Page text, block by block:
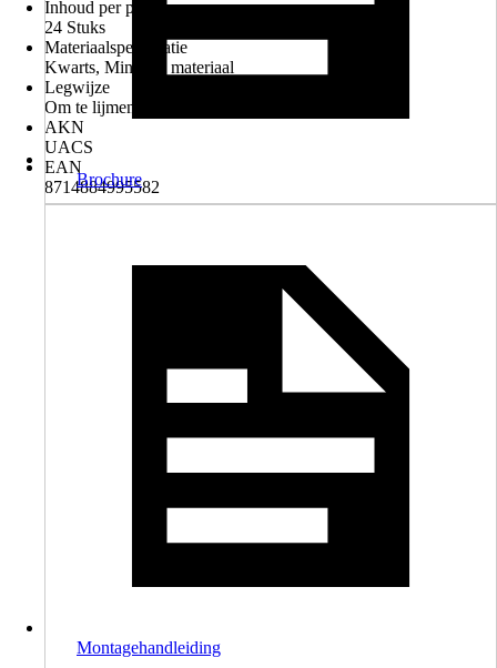
Inhoud per pak
24 Stuks
Materiaalspecificatie
Kwarts, Mineraal materiaal
Legwijze
Om te lijmen
AKN
UACS
EAN
8714884995582
Brochure
Montagehandleiding